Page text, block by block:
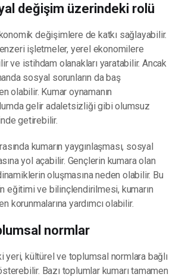
değişim üzerindeki rolü
değişimlere de katkı sağlayabilir.
işletmeler, yerel ekonomilere
ve istihdam olanakları yaratabilir. Ancak
sosyal sorunların da baş
olabilir. Kumar oynamanın
gelir adaletsizliği gibi olumsuz
getirebilir.
kumarın yaygınlaşması, sosyal
yol açabilir. Gençlerin kumara olan
oluşmasına neden olabilir. Bu
eğitimi ve bilinçlendirilmesi, kumarın
korunmalarına yardımcı olabilir.
normlar
yeri, kültürel ve toplumsal normlara bağlı
Bazı toplumlar kumarı tamamen